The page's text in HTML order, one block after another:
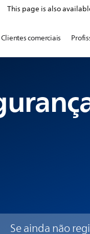
This page is also
Clientes comerciais
Se ainda não